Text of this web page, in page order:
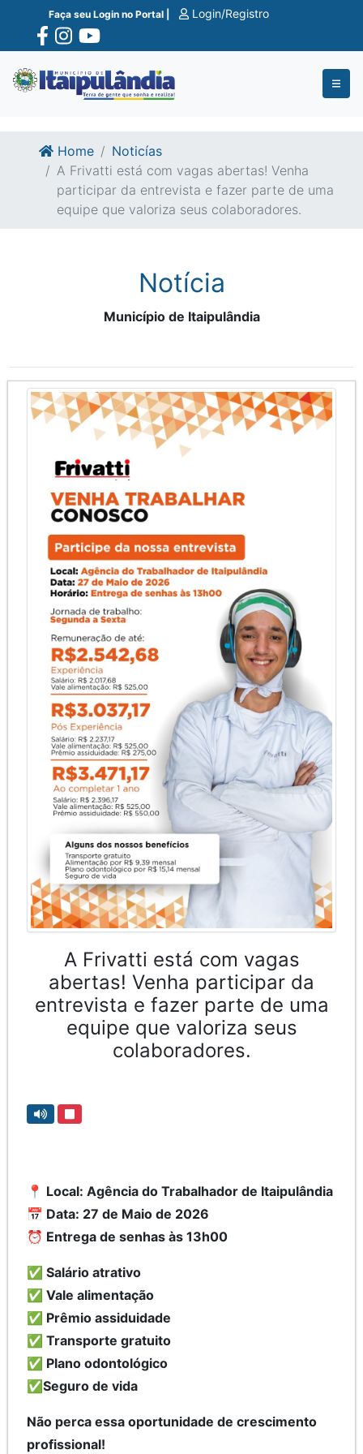
Ir para o conte�do
Ir para o fim do conte�do
Faça seu Login no Portal | Login/Registro
Home
Noticías
A Frivatti está com vagas abertas! Venha
participar da entrevista e fazer parte de uma
equipe que valoriza seus colaboradores.
Notícia
Município de Itaipulândia
A Frivatti está com vagas
abertas! Venha participar da
entrevista e fazer parte de uma
equipe que valoriza seus
colaboradores.
📍 Local: Agência do Trabalhador de Itaipulândia
📅 Data: 27 de Maio de 2026
⏰ Entrega de senhas às 13h00
✅ Salário atrativo
✅ Vale alimentação
✅ Prêmio assiduidade
✅ Transporte gratuito
✅ Plano odontológico
✅Seguro de vida
Não perca essa oportunidade de crescimento
profissional!